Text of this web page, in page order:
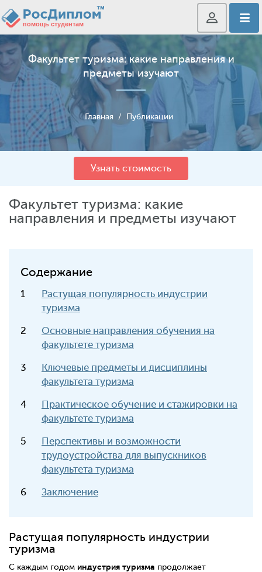
Факультет туризма: какие направления и
предметы изучают
Главная / Публикации
Узнать стоимость
Факультет туризма: какие
направления и предметы изучают
Содержание
Растущая популярность индустрии
туризма
Основные направления обучения на
факультете туризма
Ключевые предметы и дисциплины
факультета туризма
Практическое обучение и стажировки на
факультете туризма
Перспективы и возможности
трудоустройства для выпускников
факультета туризма
Заключение
Растущая популярность индустрии
туризма
С каждым годом индустрия туризма продолжает